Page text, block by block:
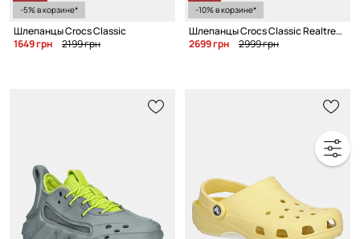
-5% в корзине*
Шлепанцы Crocs Classic
1649 грн
2199 грн
-10% в корзине*
Шлепанцы Crocs Classic Realtree Apx Clog
2699 грн
2999 грн